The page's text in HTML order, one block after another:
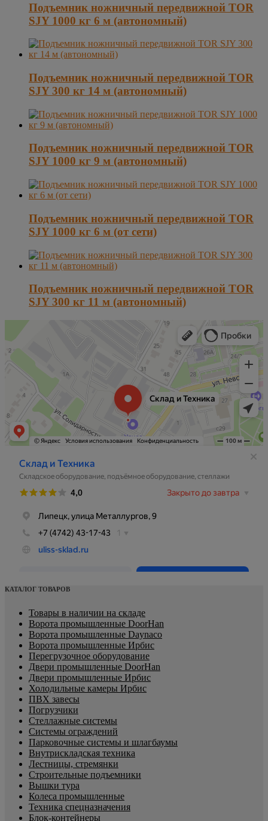
Подъемник ножничный передвижной TOR
SJY 1000 кг 6 м (автономный)
Подъемник ножничный передвижной TOR
SJY 300 кг 14 м (автономный)
Подъемник ножничный передвижной TOR
SJY 1000 кг 9 м (автономный)
Подъемник ножничный передвижной TOR
SJY 1000 кг 6 м (от сети)
Подъемник ножничный передвижной TOR
SJY 300 кг 11 м (автономный)
КАТАЛОГ ТОВАРОВ
Товары в наличии на складе
Ворота промышленные DoorHan
Ворота промышленные Daynaco
Ворота промышленные Ирбис
Перегрузочное оборудование
Двери промышленные DoorHan
Двери промышленные Ирбис
Холодильные камеры Ирбис
ПВХ завесы
Погрузчики
Стеллажные системы
Системы ограждений
Парковочные системы и шлагбаумы
Внутрискладская техника
Лестницы, стремянки
Строительные подъемники
Вышки тура
Колеса промышленные
Техника спецназначения
Блок-контейнеры